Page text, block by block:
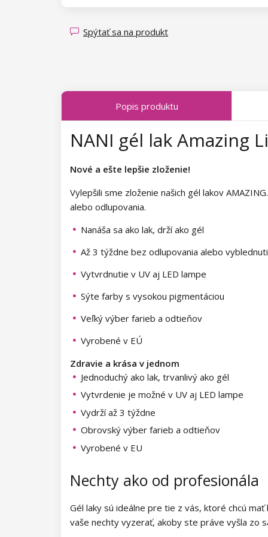
Kolekcia Luminous Legends
Kolekcia Transparent Sparkle
Kolekcia Tropical Fiesta
Kolekcia Charm Lady
Kolekcia Pearl Glaze
Kolekcia Shiny Star
Kolekcia Wild West
Kolekcia Barbie Girl
Kolekcia Easter Egg
Kolekcia Lovely Kiss
Kolekcia Old Passion
Kolekcia Beach Party
Kolekcia Pastel Candy
Kolekcia New York City
Kolekcia Candy Land
Kolekcia Just Romance
Kolekcia Sea World
Kolekcia Shake It Up
Kolekcia West Coast
Kolekcia Natural Beauty
Kolekcia Night Beat
Kolekcia Party Animal
Kolekcia Brownie
Kolekcia Time to Shine
Kolekcia Garden of Serenity
NeoNail gél laky Collection
Špeciálne zdobiace gél laky
Laky na nechty
Laky na nechty Classic
Laky na nechty - Super Shine
Detské laky
Zdobiace laky
Farebné UV gély
NANI UV gély Professional
Finish UV gély
Akrylový systém
Akrygél
Polyakryly
Spýtať sa na produkt
Popis produktu
NANI gél lak Amazing
Nové a ešte lepšie zloženie!
Vylepšili sme zloženie našich gél lakov
alebo odlupovania.
Nanáša sa ako lak, drží ako gél
Až 3 týždne bez odlupovania alebo
Vytvrdnutie v UV aj LED lampe
Sýte farby s vysokou pigmentáciou
Veľký výber farieb a odtieňov
Vyrobené v EÚ
Zdravie a krása v jednom
Jednoduchý ako lak, trvanlivý ako gél
Vytvrdenie je možné v UV aj LED lampe
Vydrží až 3 týždne
Obrovský výber farieb a odtieňov
Vyrobené v EU
Nechty ako od profesionála
Gél laky sú ideálne pre tie z vás, ktoré chcú
vaše nechty vyzerať, akoby ste práve vyšla zo